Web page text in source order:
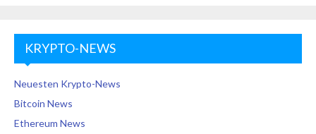
KRYPTO-NEWS
Neuesten Krypto-News
Bitcoin News
Ethereum News